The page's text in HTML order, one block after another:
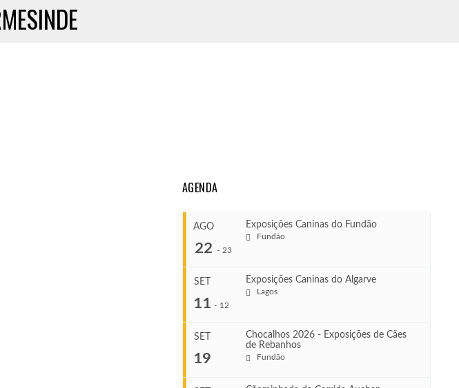
AGENDA
AGO
22 - 23
Exposições Caninas do Fundão
Fundão
Ago 22, 2026
SET
11 - 12
Exposições Caninas do Algarve
Lagos
SET
19
Chocalhos 2026 - Exposições de Cães
de Rebanhos
Fundão